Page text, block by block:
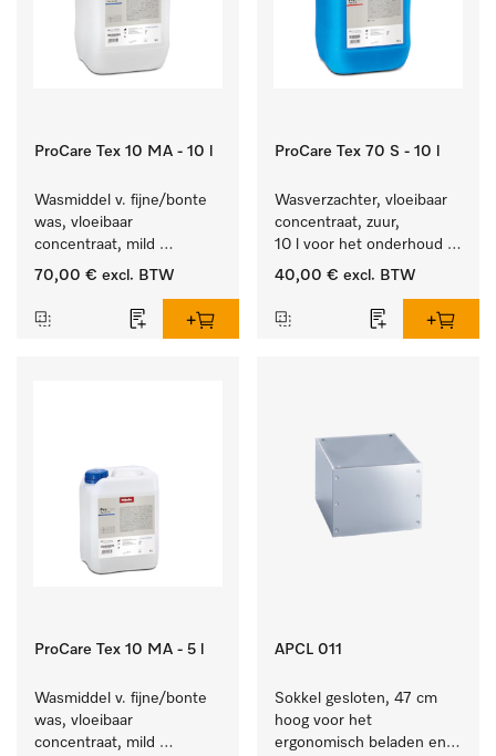
ProCare Tex 10 MA - 10 l
Wasmiddel v. fijne/bonte
was, vloeibaar
concentraat, mild
alkalisch, 10 l voor het
en gevoelig textiel.
70,00 € excl. BTW
ProCare Tex 70 S - 10 l
Wasverzachter, vloeibaar
concentraat, zuur,
10 l voor het onderhoud
van vezels zodat het
40,00 € excl. BTW
ProCare Tex 10 MA - 5 l
Wasmiddel v. fijne/bonte
was, vloeibaar
concentraat, mild
APCL 011
Sokkel gesloten, 47 cm
hoog voor het
ergonomisch beladen en